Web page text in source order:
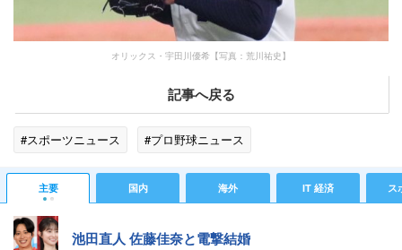
オリックス・宇田川優希【写真：荒川祐史】
記事へ戻る
#スポーツニュース #プロ野球ニュース
主要 国内 海外 IT 経済 ス
池田直人 佐藤佳奈と電撃結婚